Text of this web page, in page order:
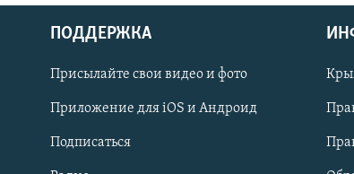
Українською
Qırımtatar
ПРИСОЕДИНЯЙТЕСЬ!
ПОДДЕРЖКА
Присылайте свои видео и фото
Приложение для iOS и Андроид
Подписаться